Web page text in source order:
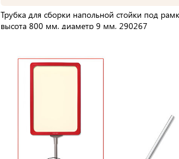
Трубка для сборки напольной стойки под
высота 800 мм, диаметр 9 мм, 290267